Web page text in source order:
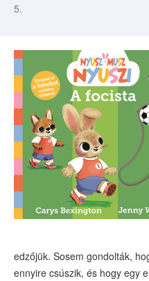
5.
edzőjük. Sosem gondolták,
ennyire csúszik, és hogy egy